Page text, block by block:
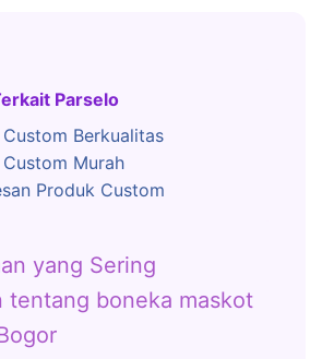
Parselo
Custom Berkualitas
Murah
Produk Custom
yang Sering
tentang boneka maskot